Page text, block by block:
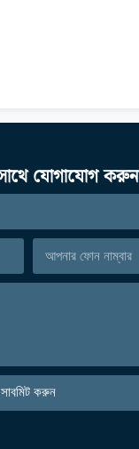
যোগাযোগ করুন
সাবমিট করুন